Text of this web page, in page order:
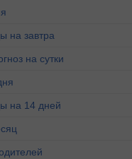
на завтра
на сутки
на 14 дней